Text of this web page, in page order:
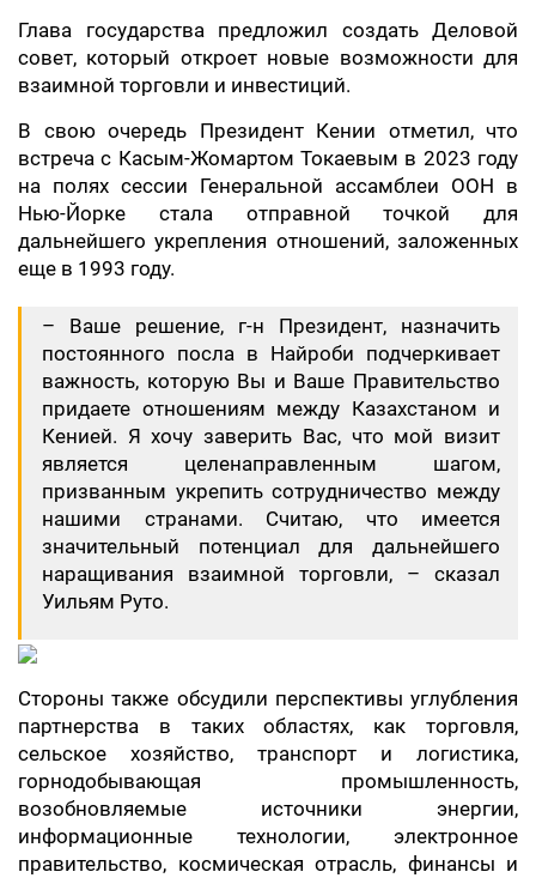
Глава государства предложил создать Деловой
совет, который откроет новые возможности для
взаимной торговли и инвестиций.
В свою очередь Президент Кении отметил, что
встреча с Касым-Жомартом Токаевым в 2023 году
на полях сессии Генеральной ассамблеи ООН в
Нью-Йорке стала отправной точкой для
дальнейшего укрепления отношений, заложенных
еще в 1993 году.
– Ваше решение, г-н Президент, назначить
постоянного посла в Найроби подчеркивает
важность, которую Вы и Ваше Правительство
придаете отношениям между Казахстаном и
Кенией. Я хочу заверить Вас, что мой визит
является целенаправленным шагом,
призванным укрепить сотрудничество между
нашими странами. Считаю, что имеется
значительный потенциал для дальнейшего
наращивания взаимной торговли, – сказал
Уильям Руто.
Стороны также обсудили перспективы углубления
партнерства в таких областях, как торговля,
сельское хозяйство, транспорт и логистика,
горнодобывающая промышленность,
возобновляемые источники энергии,
информационные технологии, электронное
правительство, космическая отрасль, финансы и